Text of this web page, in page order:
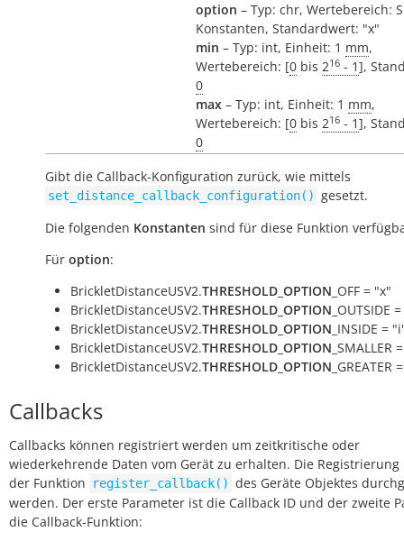
option – Typ: chr, Wertebereich:
Konstanten, Standardwert: "x"
min – Typ: int, Einheit: 1 mm,
Wertebereich: [0 bis 216 - 1],
0
max – Typ: int, Einheit: 1 mm,
Wertebereich: [0 bis 216 - 1],
0
Gibt die Callback-Konfiguration zurück, wie mittels
set_distance_callback_configuration() gesetzt.
Die folgenden Konstanten sind für diese Funktion
Für option:
BrickletDistanceUSV2.THRESHOLD_OPTION _OFF = "x"
BrickletDistanceUSV2.THRESHOLD_OPTION _OUTSIDE
BrickletDistanceUSV2.THRESHOLD_OPTION _INSIDE =
BrickletDistanceUSV2.THRESHOLD_OPTION _SMALLER
BrickletDistanceUSV2.THRESHOLD_OPTION _GREATER
Callbacks
Callbacks können registriert werden um zeitkritische oder
wiederkehrende Daten vom Gerät zu erhalten. Die
der Funktion
register_callback() des Geräte Objektes
werden. Der erste Parameter ist die Callback ID und der zweite
die Callback-Funktion: